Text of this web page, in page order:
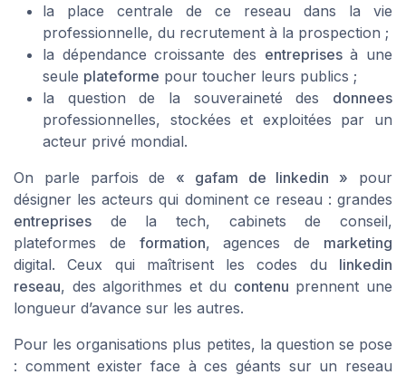
la place centrale de ce reseau dans la vie
professionnelle, du recrutement à la prospection ;
la dépendance croissante des entreprisesà une
seule plateforme pour toucher leurs publics ;
la question de la souveraineté des donnees
professionnelles, stockées et exploitées par un
acteur privé mondial.
On parle parfois de « gafam de linkedin » pour
désigner les acteurs qui dominent ce reseau : grandes
entreprises de la tech, cabinets de conseil,
plateformes de formation, agences de marketing
digital. Ceux qui maîtrisent les codes du linkedin
reseau, des algorithmes et du contenu prennent une
longueur d’avance sur les autres.
Pour les organisations plus petites, la question se pose
: comment exister face à ces géants sur un reseau